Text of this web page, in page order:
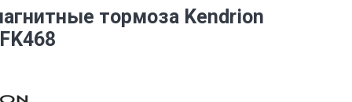
тормоза Kendrion